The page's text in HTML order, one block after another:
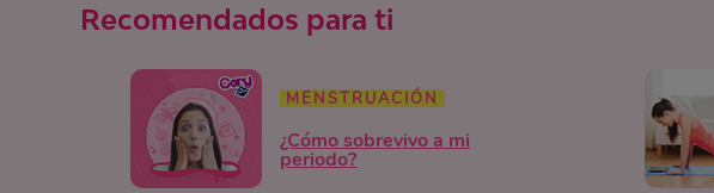
Recomendados para ti
MENSTRUACIÓN
¿Cómo sobrevivo a mi
periodo?